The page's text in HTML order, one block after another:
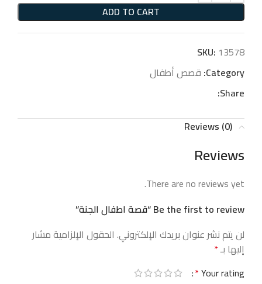
ADD TO CART
SKU: 13578
Category: قصص أطفال
Share:
Reviews (0)
Reviews
There are no reviews yet.
Be the first to review “قصة اطفال الجنة”
لن يتم نشر عنوان بريدك الإلكتروني. الحقول الإلزامية مشار
إليها بـ*
Your rating
*